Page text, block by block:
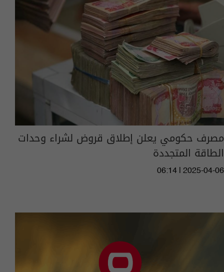
مصرف حكومي يعلن إطلاق قروض لشراء وحدات
الطاقة المتجددة
06:14 | 2025-04-06